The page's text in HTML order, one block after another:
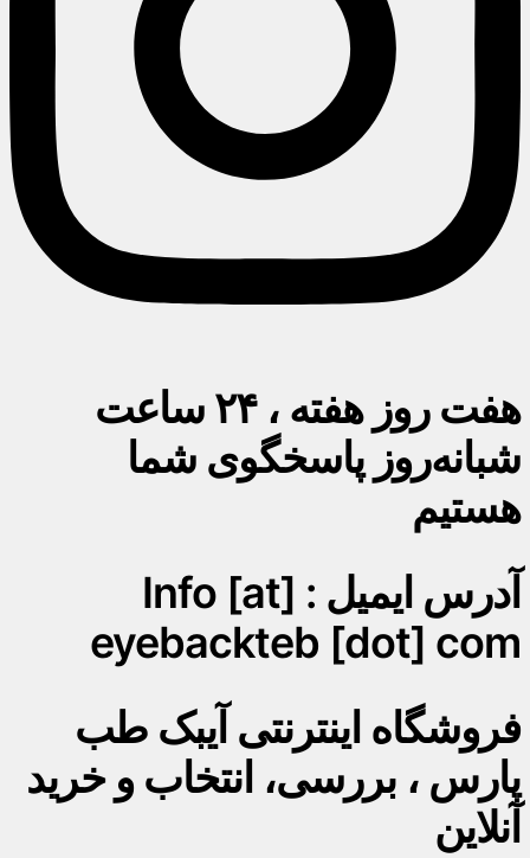
هفت روز هفته ، ۲۴ ساعت
شبانه‌روز پاسخگوی شما
هستیم
آدرس ایمیل : Info [at]
eyebackteb [dot] com
فروشگاه اینترنتی آیبک طب
پارس ، بررسی، انتخاب و خرید
آنلاین